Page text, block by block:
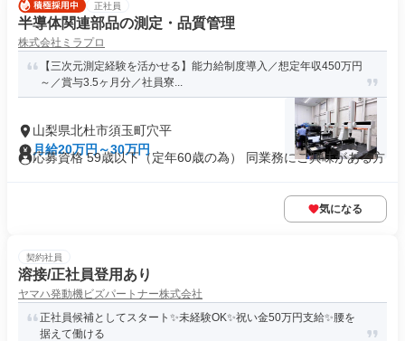
正社員
半導体関連部品の測定・品質管理
株式会社ミラプロ
【三次元測定経験を活かせる】能力給制度導入／想定年収450万円
～／賞与3.5ヶ月分／社員寮...
山梨県北杜市須玉町穴平
月給20万円～30万円
応募資格 59歳以下（定年60歳の為） 同業務にご興味がある方
気になる
契約社員
溶接/正社員登用あり
ヤマハ発動機ビズパートナー株式会社
正社員候補としてスタート✨未経験OK✨祝い金50万円支給✨腰を
据えて働ける